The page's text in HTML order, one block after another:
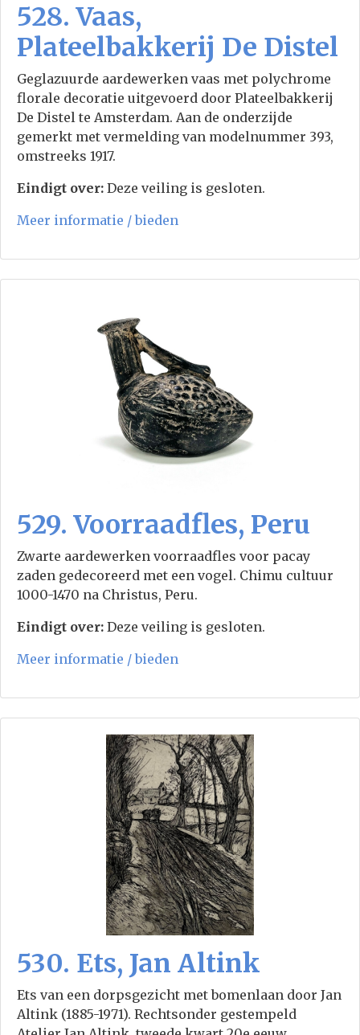
528. Vaas,
Plateelbakkerij De Distel
Geglazuurde aardewerken vaas met polychrome
florale decoratie uitgevoerd door Plateelbakkerij
De Distel te Amsterdam. Aan de onderzijde
gemerkt met vermelding van modelnummer 393,
omstreeks 1917.
Eindigt over: Deze veiling is gesloten.
Meer informatie / bieden
529. Voorraadfles, Peru
Zwarte aardewerken voorraadfles voor pacay
zaden gedecoreerd met een vogel. Chimu cultuur
1000-1470 na Christus, Peru.
Eindigt over: Deze veiling is gesloten.
Meer informatie / bieden
530. Ets, Jan Altink
Ets van een dorpsgezicht met bomenlaan door Jan
Altink (1885-1971). Rechtsonder gestempeld